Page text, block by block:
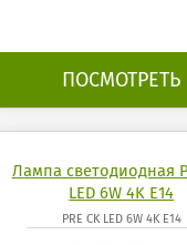
ПОСМОТРЕТЬ
Лампа светодиодная
LED 6W 4K E14
PRE CK LED 6W 4K E14